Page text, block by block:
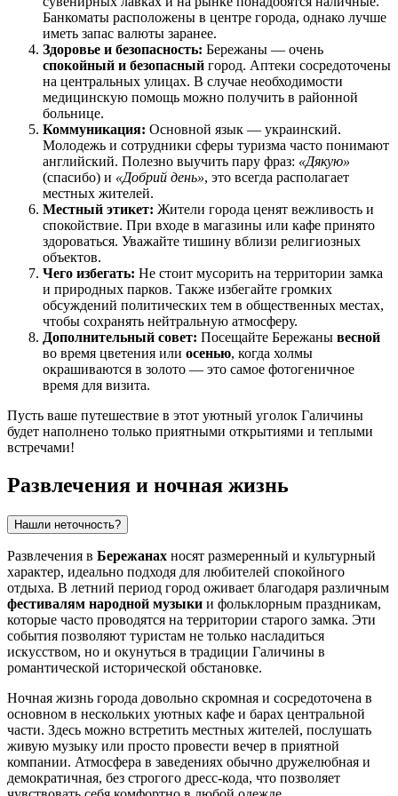
Банкоматы расположены в центре города, однако лучше
иметь запас валюты заранее.
Здоровье и безопасность: Бережаны — очень
спокойный и безопасный город. Аптеки сосредоточены
на центральных улицах. В случае необходимости
медицинскую помощь можно получить в районной
больнице.
Коммуникация: Основной язык — украинский.
Молодежь и сотрудники сферы туризма часто понимают
английский. Полезно выучить пару фраз: «Дякую»
(спасибо) и «Добрий день», это всегда располагает
местных жителей.
Местный этикет: Жители города ценят вежливость и
спокойствие. При входе в магазины или кафе принято
здороваться. Уважайте тишину вблизи религиозных
объектов.
Чего избегать: Не стоит мусорить на территории замка
и природных парков. Также избегайте громких
обсуждений политических тем в общественных местах,
чтобы сохранять нейтральную атмосферу.
Дополнительный совет: Посещайте Бережаны весной
во время цветения или осенью, когда холмы
окрашиваются в золото — это самое фотогеничное
время для визита.
Пусть ваше путешествие в этот уютный уголок Галичины
будет наполнено только приятными открытиями и теплыми
встречами!
Развлечения и ночная жизнь
Нашли неточность?
Развлечения в Бережанах носят размеренный и культурный
характер, идеально подходя для любителей спокойного
отдыха. В летний период город оживает благодаря различным
фестивалям народной музыки и фольклорным праздникам,
которые часто проводятся на территории старого замка. Эти
события позволяют туристам не только насладиться
искусством, но и окунуться в традиции Галичины в
романтической исторической обстановке.
Ночная жизнь города довольно скромная и сосредоточена в
основном в нескольких уютных кафе и барах центральной
части. Здесь можно встретить местных жителей, послушать
живую музыку или просто провести вечер в приятной
компании. Атмосфера в заведениях обычно дружелюбная и
демократичная, без строгого дресс-кода, что позволяет